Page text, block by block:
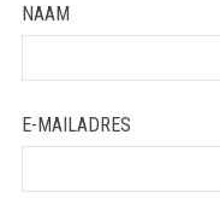
NAAM
E-MAILADRES